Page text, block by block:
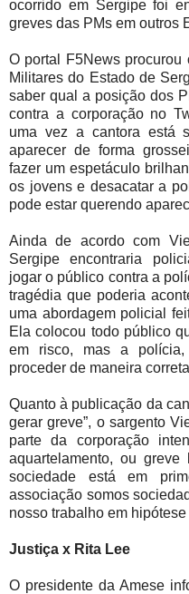
ocorrido em Sergipe foi
greves das PMs em outros
O portal F5News procurou
Militares do Estado de
saber qual a posição dos
contra a corporação no
uma vez a cantora está
aparecer de forma
fazer um espetáculo
os jovens e desacatar a
pode estar querendo
Ainda de acordo com
Sergipe encontraria
jogar o público contra a
tragédia que poderia
uma abordagem policial
Ela colocou todo público
em risco, mas a polícia,
proceder de maneira
Quanto à publicação da
gerar greve”, o sargento
parte da corporação
aquartelamento, ou
sociedade está em
associação somos
nosso trabalho em
Justiça x Rita Lee
O presidente da Amese